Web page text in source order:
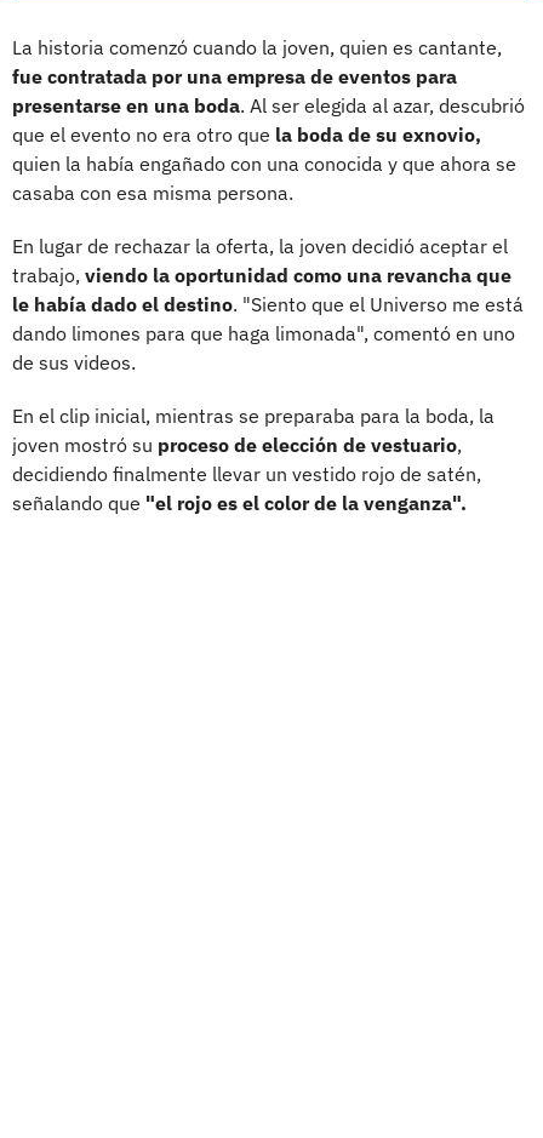
La historia comenzó cuando la joven, quien es cantante,
fue contratada por una empresa de eventos para
presentarse en una boda. Al ser elegida al azar, descubrió
que el evento no era otro que la boda de su exnovio,
quien la había engañado con una conocida y que ahora se
casaba con esa misma persona.
En lugar de rechazar la oferta, la joven decidió aceptar el
trabajo, viendo la oportunidad como una revancha que
le había dado el destino. "Siento que el Universo me está
dando limones para que haga limonada", comentó en uno
de sus videos.
En el clip inicial, mientras se preparaba para la boda, la
joven mostró su proceso de elección de vestuario,
decidiendo finalmente llevar un vestido rojo de satén,
señalando que "el rojo es el color de la venganza".